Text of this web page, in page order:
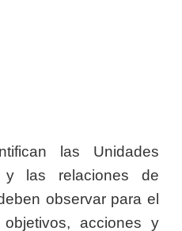
las Unidades
y las relaciones de
observar para el
acciones y